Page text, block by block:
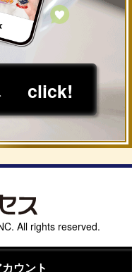
click!
All rights reserved.
ウント